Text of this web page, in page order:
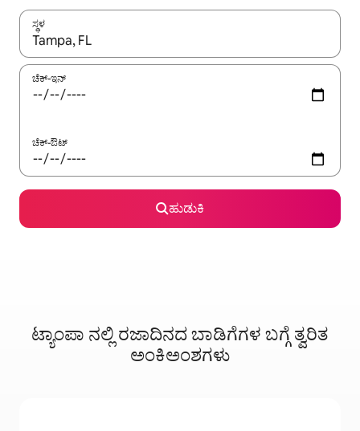
ಸ್ಥಳ
ಫಲಿತಾಂಶಗಳು ಲಭ್ಯವಿರುವಾಗ, ಅಪ್ ಮತ್ತು ಡೌನ್ ಬಾಣದ ಕೀಲಿಗಳೊಂದಿಗೆ
ಚೆಕ್-ಇನ್
ಚೆಕ್-ಔಟ್
ಹುಡುಕಿ
ಟ್ಯಾಂಪಾ ನಲ್ಲಿ ರಜಾದಿನದ ಬಾಡಿಗೆಗಳ ಬಗ್ಗೆ ತ್ವರಿತ
ಅಂಕಿಅಂಶಗಳು